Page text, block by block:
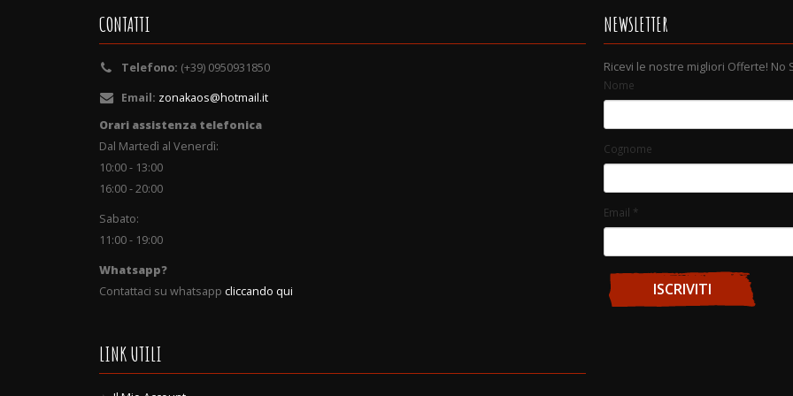
CONTATTI
Telefono: (+39) 0950931850
Email: zonakaos@hotmail.it
Orari assistenza telefonica
Dal Martedì al Venerdì:
10:00 - 13:00
16:00 - 20:00
Sabato:
11:00 - 19:00
Whatsapp?
Contattaci su whatsapp cliccando qui
LINK UTILI
NEWSLETTER
Ricevi le nostre migliori Offerte! No
Nome
Cognome
Email *